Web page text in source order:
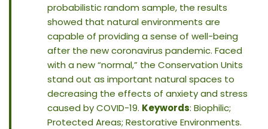
probabilistic random sample, the results
showed that natural environments are
capable of providing a sense of well-being
after the new coronavirus pandemic. Faced
with a new “normal,” the Conservation Units
stand out as important natural spaces to
decreasing the effects of anxiety and stress
caused by COVID-19. Keywords: Biophilic;
Protected Areas; Restorative Environments.